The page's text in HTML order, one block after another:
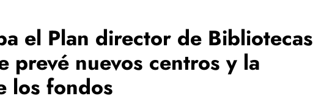
el Plan director de Bibliotecas
prevé nuevos centros y la
los fondos